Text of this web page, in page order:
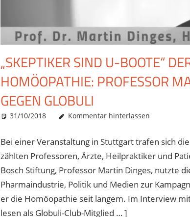
„SKEPTIKER SIND U-BOOTE“
HOMÖOPATHIE: PROFESSOR
GEGEN GLOBULI
31/10/2018 Christian J. Becker
Allgemein
Kommentar hinterlassen
Bei einer Veranstaltung in Stuttgart trafen sich
zählten Professoren, Ärzte, Heilpraktiker und
Bosch Stiftung, Professor Martin Dinges, nutzte
Pharmaindustrie, Politik und Medien zur
er die Homöopathie seit langem. Im Interview
lesen als Globuli-Club-Mitglied … ]